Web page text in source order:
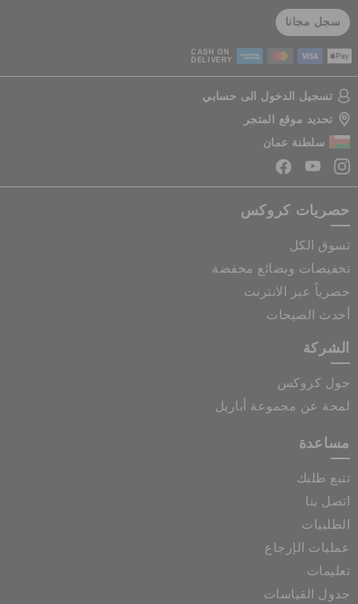
سجل مجانا
CASH ON
DELIVERY
تسجيل الدخول الى حسابي
تحديد موقع المتجر
سلطنة عمان
حصريات كروكس
تسوق الكل
تخفيضات وبضائع مخفضة
حصرياً عبر الانترنت
أحدث الصيحات
الشركة
حول كروكس
لمحة عن مجموعة أباريل
مساعدة
تتبع طلبك
اتصل بنا
الطلبيات
عمليات الإرجاع
تعليمات
جدول القياسات